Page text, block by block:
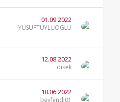
01.09.2022
YUSUFTUYLUOGLU
12.08.2022
disek
10.06.2022
beyfendi01